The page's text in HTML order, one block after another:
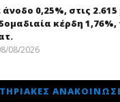
0,25%, στις 2.615
κέρδη 1,76%,
08/2026